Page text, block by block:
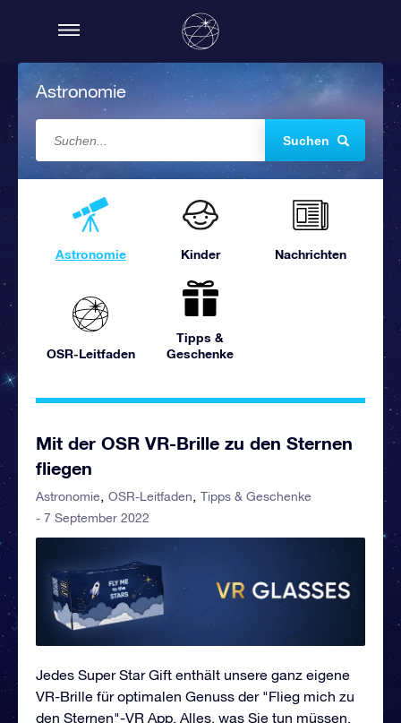
Astronomie
Suchen
Astronomie Kinder Nachrichten
OSR-Leitfaden
Tipps &
Geschenke
Mit der OSR VR-Brille zu den Sternen
fliegen
Astronomie OSR-Leitfaden
Tipps & Geschenke
- 7 September 2022
Jedes Super Star Gift enthält unsere ganz eigene
VR-Brille für optimalen Genuss der "Flieg mich zu
den Sternen"-VR App. Alles, was Sie tun müssen,